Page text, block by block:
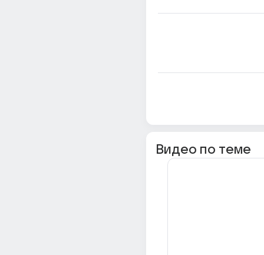
Видео по теме